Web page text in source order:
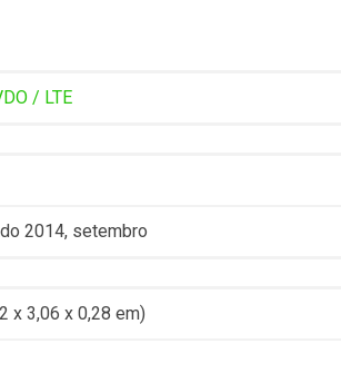
/ LTE
2014, setembro
x 3,06 x 0,28 em)